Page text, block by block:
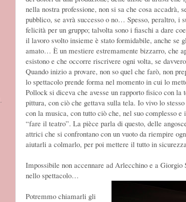
nella nostra professione, non si sa che cosa accadrà,
pubblico, se avrà successo o no… Spesso, peraltro, i
felicità per un gruppo; talvolta sono i fiaschi a dare
il lavoro svolto insieme è stato formidabile, anche se
amato… È un mestiere estremamente bizzarro, che
esistono e che occorre riscrivere ogni volta, se
Quando inizio a provare, non so quel che farò, non
lo spettacolo prende forma nel momento in cui lo
Pollock si diceva che avesse un rapporto fisico con
pittura, con ciò che gettava sulla tela. Io vivo lo
con la musica, con tutto ciò che, nel suo complesso e
“fare il teatro”. La pièce parla di questo, delle
attrici che si confrontano con un vuoto da riempire
aiutarli a colmarlo, per poi mettere il tutto in
Impossibile non accennare ad Arlecchino e a Giorgio
nello spettacolo…
Potremmo chiamarli gli